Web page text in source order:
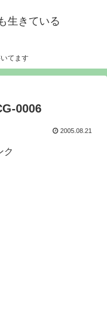
生きている
てます
0006
2005.08.21
ク